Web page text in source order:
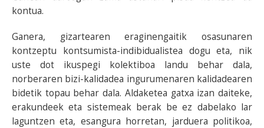
kontua.
Ganera, gizartearen eraginengaitik osasunaren
kontzeptu kontsumista-indibidualistea dogu eta, nik
uste dot ikuspegi kolektiboa landu behar dala,
norberaren bizi-kalidadea ingurumenaren kalidadearen
bidetik topau behar dala. Aldaketea gatxa izan daiteke,
erakundeek eta sistemeak berak be ez dabelako lar
laguntzen eta, esangura horretan, jarduera politikoa,